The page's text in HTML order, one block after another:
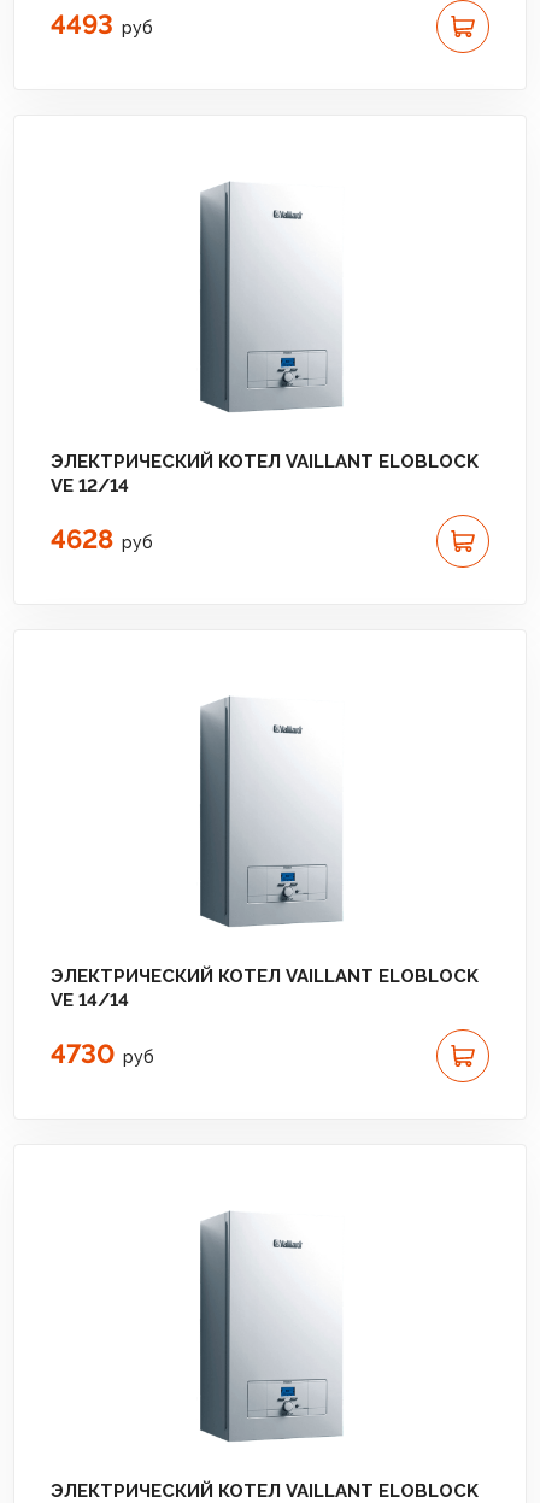
4493 руб
ЭЛЕКТРИЧЕСКИЙ КОТЕЛ VAILLANT ELOBLOCK
VE 12/14
4628 руб
ЭЛЕКТРИЧЕСКИЙ КОТЕЛ VAILLANT ELOBLOCK
VE 14/14
4730 руб
ЭЛЕКТРИЧЕСКИЙ КОТЕЛ VAILLANT ELOBLOCK